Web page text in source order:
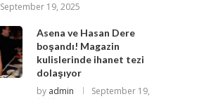
September 19, 2025
Asena ve Hasan Dere
boşandı! Magazin
kulislerinde ihanet tezi
dolaşıyor
by admin
September 19,